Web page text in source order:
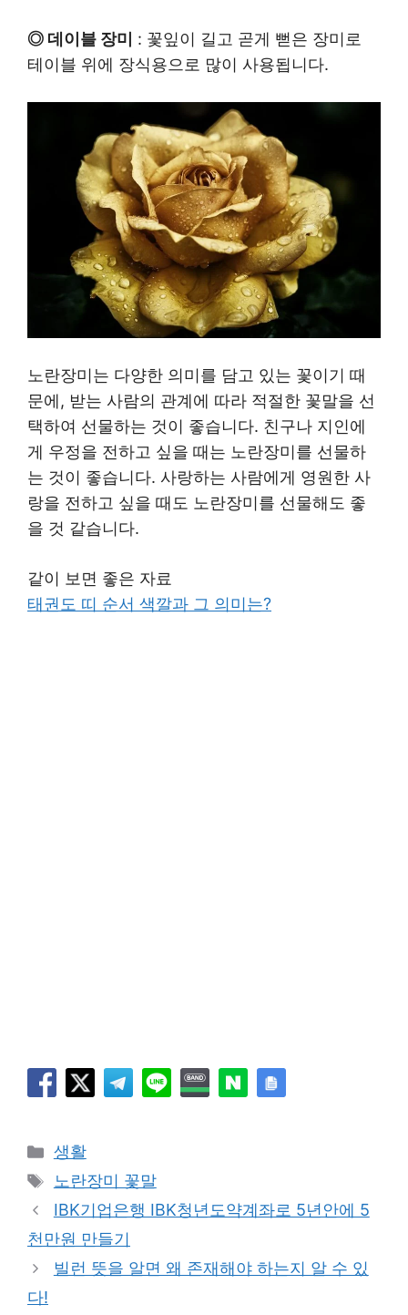
◎ 데이블 장미
: 꽃잎이 길고 곧게 뻗은 장미로
테이블 위에 장식용으로 많이 사용됩니다.
노란장미는 다양한 의미를 담고 있는 꽃이기 때
문에, 받는 사람의 관계에 따라 적절한 꽃말을 선
택하여 선물하는 것이 좋습니다. 친구나 지인에
게 우정을 전하고 싶을 때는 노란장미를 선물하
는 것이 좋습니다. 사랑하는 사람에게 영원한 사
랑을 전하고 싶을 때도 노란장미를 선물해도 좋
을 것 같습니다.
같이 보면 좋은 자료
태권도 띠 순서 색깔과 그 의미는?
카
테
리
생활
태
그
노란장미 꽃말
IBK기업은행 IBK청년도약계좌로 5년안에 5
천만원 만들기
빌런 뜻을 알면 왜 존재해야 하는지 알 수 있
다!